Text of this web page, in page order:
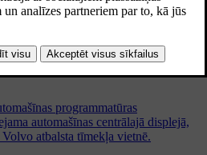
atjauninājumi
laidiena piezīmju
programmatūras
automašīnas centrālajā displejā,
atbalsta tīmekļa vietnē.